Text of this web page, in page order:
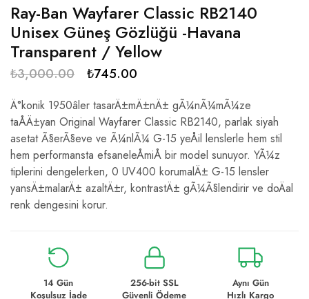
Ray-Ban Wayfarer Classic RB2140
Unisex Güneş Gözlüğü -Havana
Transparent / Yellow
₺3,000.00 ₺745.00
Ä°konik 1950âler tasarÄ±mÄ±nÄ± gÃ¼nÃ¼mÃ¼ze
taÅÄ±yan Original Wayfarer Classic RB2140, parlak siyah
asetat Ã§erÃ§eve ve Ã¼nlÃ¼ G-15 yeÅil lenslerle hem stil
hem performansta efsaneleÅmiÅ bir model sunuyor. YÃ¼z
tiplerini dengelerken, 0 UV400 korumalÄ± G-15 lensler
yansÄ±malarÄ± azaltÄ±r, kontrastÄ± gÃ¼Ã§lendirir ve doÄal
renk dengesini korur.
14 Gün
Koşulsuz İade
256-bit SSL
Güvenli Ödeme
Aynı Gün
Hızlı Kargo